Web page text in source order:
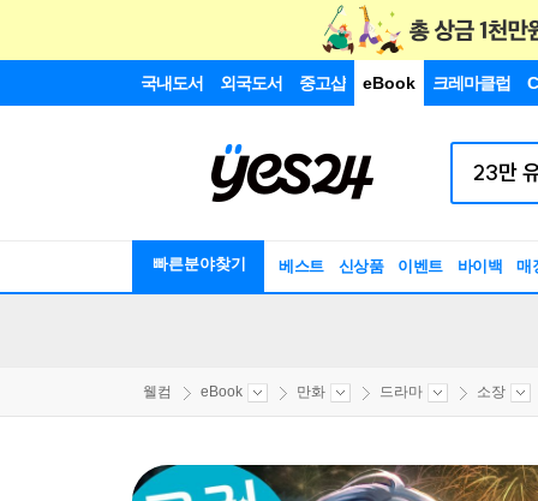
국내도서 외국도서 중고샵 eBook 크레마클럽
빠른분야찾기 베스트 신상품 이벤트 바이백 매
웰컴 eBook 만화 드라마 소장